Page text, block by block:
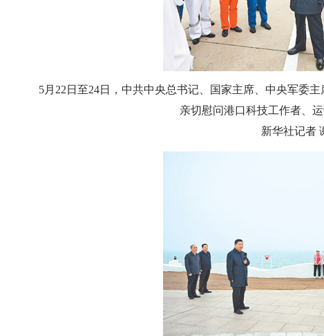
5月22日至24日，中共中央总书记、国家主席、中央军委主
亲切慰问港口科技工作者、
新华社记者